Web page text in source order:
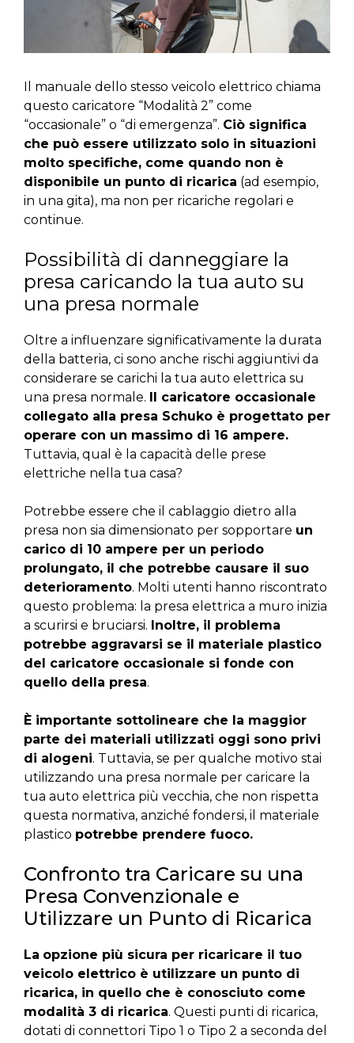
Il manuale dello stesso veicolo elettrico chiama
questo caricatore “Modalità 2” come
“occasionale” o “di emergenza”. Ciò significa
che può essere utilizzato solo in situazioni
molto specifiche, come quando non è
disponibile un punto di ricarica (ad esempio,
in una gita), ma non per ricariche regolari e
continue.
Possibilità di danneggiare la
presa caricando la tua auto su
una presa normale
Oltre a influenzare significativamente la durata
della batteria, ci sono anche rischi aggiuntivi da
considerare se carichi la tua auto elettrica su
una presa normale.
Il caricatore occasionale
collegato alla presa Schuko è progettato per
operare con un massimo di 16 ampere.
Tuttavia, qual è la capacità delle prese
elettriche nella tua casa?
Potrebbe essere che il cablaggio dietro alla
presa non sia dimensionato per sopportare un
carico di 10 ampere per un periodo
prolungato, il che potrebbe causare il suo
deterioramento. Molti utenti hanno riscontrato
questo problema: la presa elettrica a muro inizia
a scurirsi e bruciarsi. Inoltre, il problema
potrebbe aggravarsi se il materiale plastico
del caricatore occasionale si fonde con
quello della presa.
È importante sottolineare che la maggior
parte dei materiali utilizzati oggi sono privi
di alogeni. Tuttavia, se per qualche motivo stai
utilizzando una presa normale per caricare la
tua auto elettrica più vecchia, che non rispetta
questa normativa, anziché fondersi, il materiale
plastico potrebbe prendere fuoco.
Confronto tra Caricare su una
Presa Convenzionale e
Utilizzare un Punto di Ricarica
La opzione più sicura per ricaricare il tuo
veicolo elettrico è utilizzare un punto di
ricarica, in quello che è conosciuto come
modalità 3 di ricarica. Questi punti di ricarica,
dotati di connettori Tipo 1 o Tipo 2 a seconda del